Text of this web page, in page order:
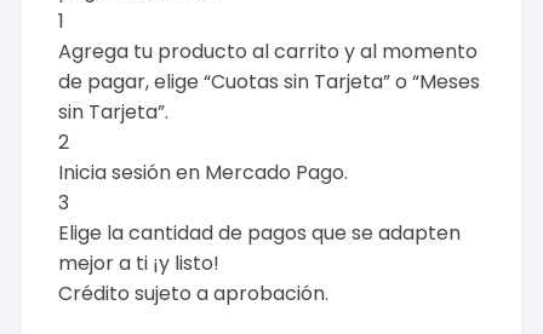
1
Agrega tu producto al carrito y al momento
de pagar, elige “Cuotas sin Tarjeta” o “Meses
sin Tarjeta”.
2
Inicia sesión en Mercado Pago.
3
Elige la cantidad de pagos que se adapten
mejor a ti ¡y listo!
Crédito sujeto a aprobación.